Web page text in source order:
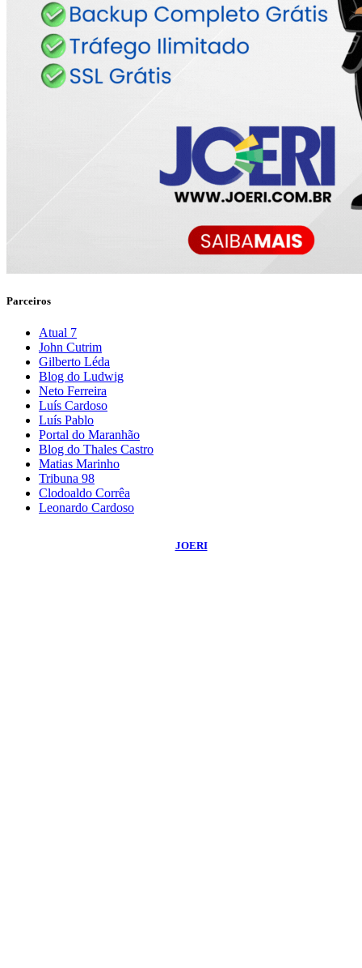
Parceiros
Atual 7
John Cutrim
Gilberto Léda
Blog do Ludwig
Neto Ferreira
Luís Cardoso
Luís Pablo
Portal do Maranhão
Blog do Thales Castro
Matias Marinho
Tribuna 98
Clodoaldo Corrêa
Leonardo Cardoso
JOERI